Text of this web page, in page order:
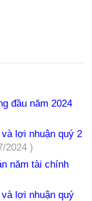
đầu năm 2024
lợi nhuận quý 2
2024 )
năm tài chính
lợi nhuận quý